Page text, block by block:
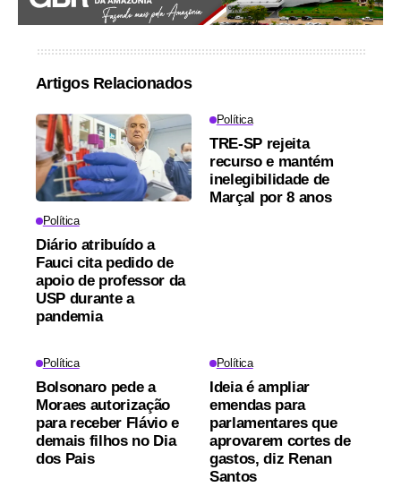
Artigos Relacionados
Política
Diário atribuído a
Fauci cita pedido de
apoio de professor da
USP durante a
pandemia
Política
TRE-SP rejeita
recurso e mantém
inelegibilidade de
Marçal por 8 anos
Política
Bolsonaro pede a
Moraes autorização
para receber Flávio e
demais filhos no Dia
dos Pais
Política
Ideia é ampliar
emendas para
parlamentares que
aprovarem cortes de
gastos, diz Renan
Santos